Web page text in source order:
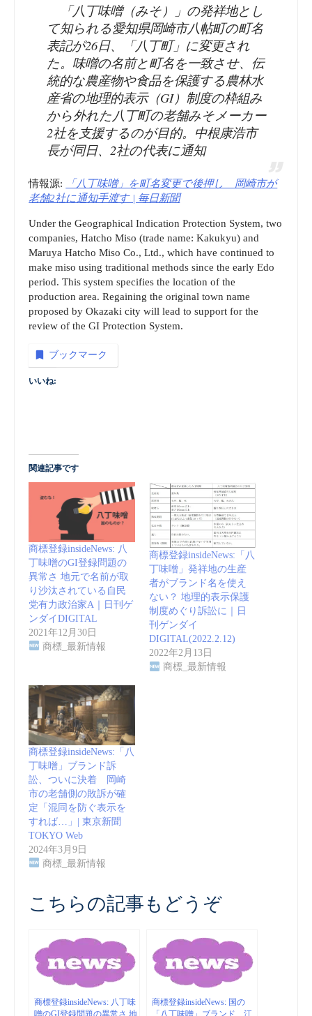
「八丁味噌（みそ）」の発祥地とし
て知られる愛知県岡崎市八帖町の町名
表記が26日、「八丁町」に変更され
た。味噌の名前と町名を一致させ、伝
統的な農産物や食品を保護する農林水
産省の地理的表示（GI）制度の枠組み
から外れた八丁町の老舗みそメーカー
2社を支援するのが目的。中根康浩市
長が同日、2社の代表に通知
情報源:
「八丁味噌」を町名変更で後押し 岡崎市が
老舗2社に通知手渡す | 毎日新聞
Under the Geographical Indication Protection System, two
companies, Hatcho Miso (trade name: Kakukyu) and
Maruya Hatcho Miso Co., Ltd., which have continued to
make miso using traditional methods since the early Edo
period. This system specifies the location of the
production area. Regaining the original town name
proposed by Okazaki city will lead to support for the
review of the GI Protection System.
ブックマーク
いいね:
関連記事です
商標登録insideNews: 八
丁味噌のGI登録問題の
異常さ 地元で名前が取
り沙汰されている自民
党有力政治家A｜日刊ゲ
ンダイDIGITAL
2021年12月30日
商標_最新情報
商標登録insideNews:「八
丁味噌」発祥地の生産
者がブランド名を使え
ない？ 地理的表示保護
制度めぐり訴訟に｜日
刊ゲンダイ
DIGITAL(2022.2.12)
2022年2月13日
商標_最新情報
商標登録insideNews:「八
丁味噌」ブランド訴
訟、ついに決着 岡崎
市の老舗側の敗訴が確
定「混同を防ぐ表示を
すれば…」| 東京新聞
TOKYO Web
2024年3月9日
商標_最新情報
こちらの記事もどうぞ
商標登録insideNews: 八丁味
噌のGI登録問題の異常さ 地
商標登録insideNews: 国の
「八丁味噌」ブランド、江